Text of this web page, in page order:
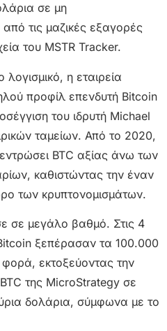
σε μη
τις μαζικές εξαγορές
του MSTR Tracker.
η εταιρεία
προφίλ επενδυτή Bitcoin
του ιδρυτή Michael
ταμείων. Από το 2020,
BTC αξίας άνω των
καθιστώντας την έναν
των κρυπτονομισμάτων.
σε μεγάλο βαθμό. Στις 4
ξεπέρασαν τα 100.000
εκτοξεύοντας την
της MicroStrategy σε
δολάρια, σύμφωνα με το